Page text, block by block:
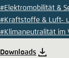
#Elektromobilität &
#Kraftstoffe & Luft-
#Klimaneutralität im
Downloads
Passwort*
Hell
Dunkel